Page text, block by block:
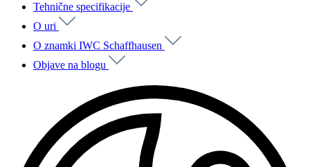
Tehnične specifikacije
O uri
O znamki IWC Schaffhausen
Objave na blogu